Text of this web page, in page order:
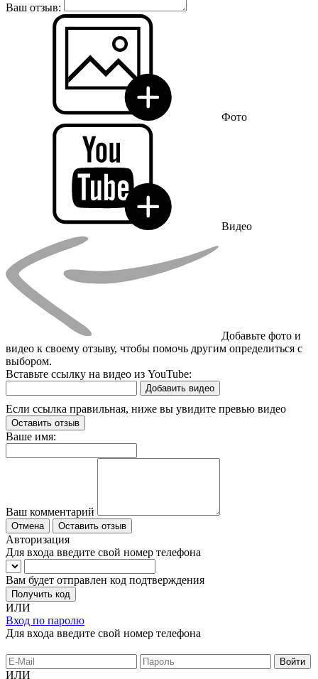
Ваш отзыв:
Фото
Видео
Добавьте фото и
видео к своему отзыву, чтобы помочь другим определиться с
выбором.
Вставьте ссылку на видео из YouTube:
Добавить видео
Если ссылка правильная, ниже вы увидите превью видео
Оставить отзыв
Ваше имя:
Ваш комментарий
Отмена Оставить отзыв
Авторизация
Для входа введите свой номер телефона
Вам будет отправлен код подтверждения
Получить код
ИЛИ
Вход по паролю
Для входа введите свой номер телефона
ИЛИ